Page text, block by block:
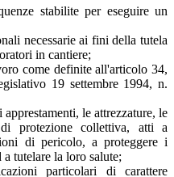
stabilite per eseguire un
necessarie ai fini della tutela
in cantiere;
come definite all'articolo 34,
19 settembre 1994, n.
le attrezzature, le
protezione collettiva, atti a
di pericolo, a proteggere i
tutelare la loro salute;
particolari di carattere